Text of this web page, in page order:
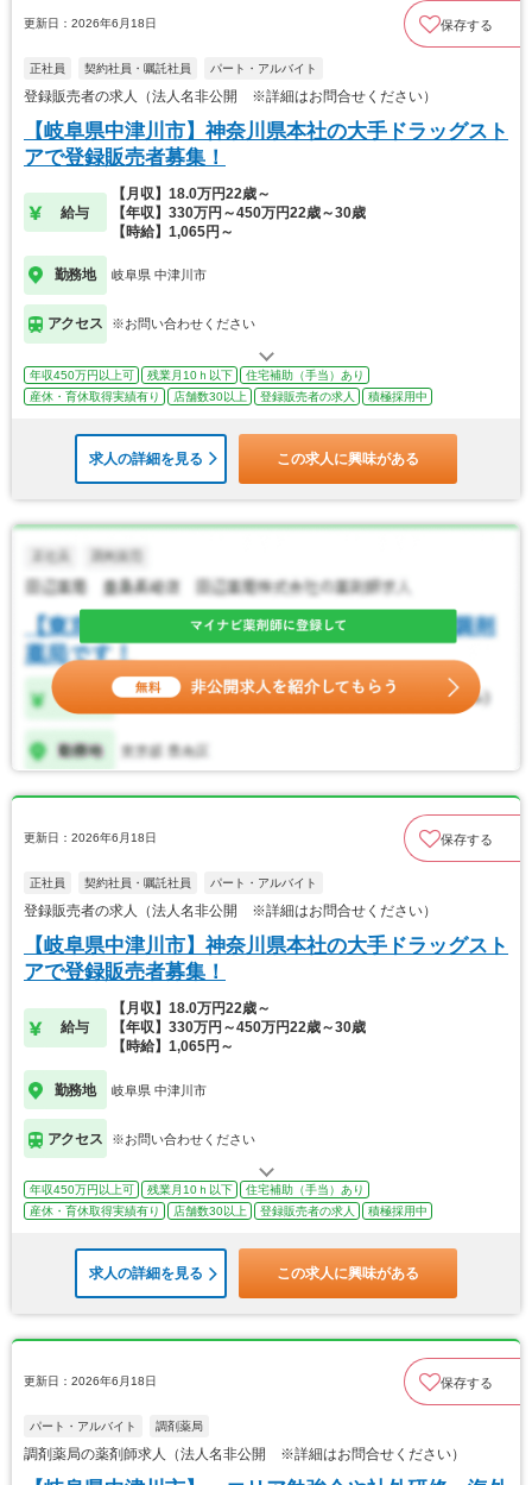
更新日：2026年6月18日 保存する
正社員 契約社員・嘱託社員 パート・アルバイト
登録販売者の求人（法人名非公開 ※詳細はお問合せください）
【岐阜県中津川市】神奈川県本社の大手ドラッグスト
アで登録販売者募集！
給与
【月収】18.0万円22歳～
【年収】330万円～450万円22歳～30歳
【時給】1,065円～
勤務地 岐阜県 中津川市
アクセス ※お問い合わせください
年収450万円以上可 残業月10ｈ以下
住宅補助（手当）あり
産休・育休取得実績有り
店舗数30以上 登録販売者の求人 積極採用中
求人の詳細を見る この求人に興味がある
更新日：2026年6月18日 保存する
正社員 契約社員・嘱託社員 パート・アルバイト
登録販売者の求人（法人名非公開 ※詳細はお問合せください）
【岐阜県中津川市】神奈川県本社の大手ドラッグスト
アで登録販売者募集！
給与
【月収】18.0万円22歳～
【年収】330万円～450万円22歳～30歳
【時給】1,065円～
勤務地 岐阜県 中津川市
アクセス ※お問い合わせください
年収450万円以上可 残業月10ｈ以下
住宅補助（手当）あり
産休・育休取得実績有り
店舗数30以上 登録販売者の求人 積極採用中
求人の詳細を見る この求人に興味がある
更新日：2026年6月18日 保存する
パート・アルバイト 調剤薬局
調剤薬局の薬剤師求人（法人名非公開 ※詳細はお問合せください）